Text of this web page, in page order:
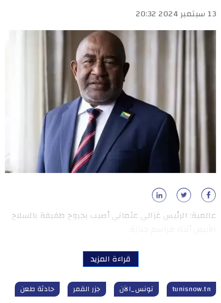
13 سبتمبر 2024 20:32
عالمية: الرئيس غزالي عثماني أصيب بجروح طفيفة بالسلاح
قراءة المزيد
tunisnow.tn تونس_الآن جزر القمر حادثة طعن